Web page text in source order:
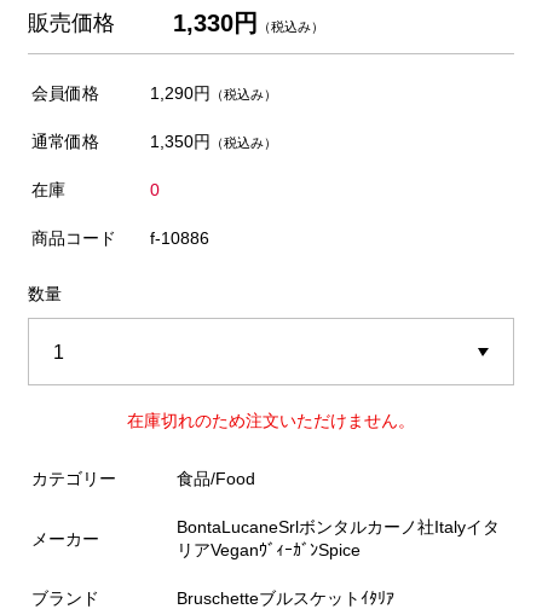
販売価格 1,330円 （税込み）
会員価格 1,290円 （税込み）
通常価格 1,350円 （税込み）
在庫 0
商品コード f-10886
数量
在庫切れのため注文いただけません。
カテゴリー 食品/Food
メーカー
BontaLucaneSrlボンタルカーノ社Italyイタ
リアVeganｳﾞｨｰｶﾞﾝSpice
ブランド Bruschetteブルスケットｲﾀﾘｱ